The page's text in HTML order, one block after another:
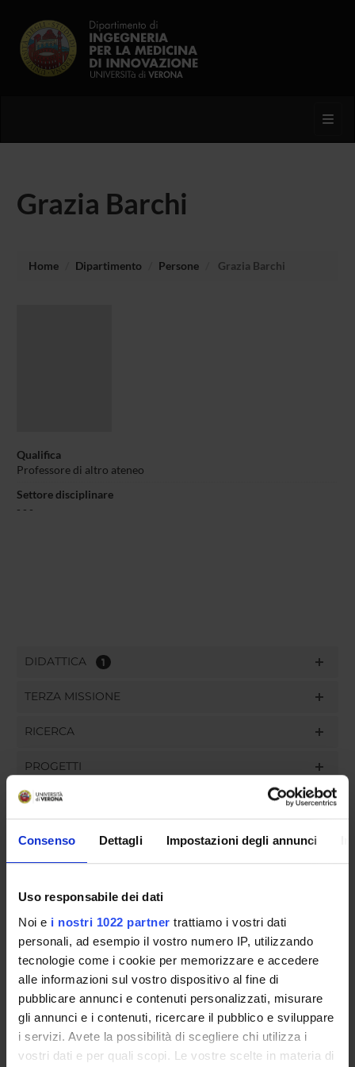
Consenso Dettagli Impostazioni degli annunci
Uso responsabile dei dati
Noi e i nostri 1022 partner trattiamo i vostri dati
personali, ad esempio il vostro numero IP, utilizzando
tecnologie come i cookie per memorizzare e accedere
alle informazioni sul vostro dispositivo al fine di
pubblicare annunci e contenuti personalizzati, misurare
gli annunci e i contenuti, ricercare il pubblico e sviluppare
i servizi. Avete la possibilità di scegliere chi utilizza i
vostri dati e per quali scopi. Le vostre scelte in materia di
Grazia Barchi
Home Dipartimento Persone Grazia Barchi
Qualifica
Professore di altro ateneo
Settore disciplinare
- - -
DIDATTICA 1
TERZA MISSIONE
RICERCA
PROGETTI
INCARICHI
COMMISSIONI
GOVERNANCE
UFFICI E STRUTTURE DI SERVIZIO
SERVIZI DI SEGRETERIA STUDENTI